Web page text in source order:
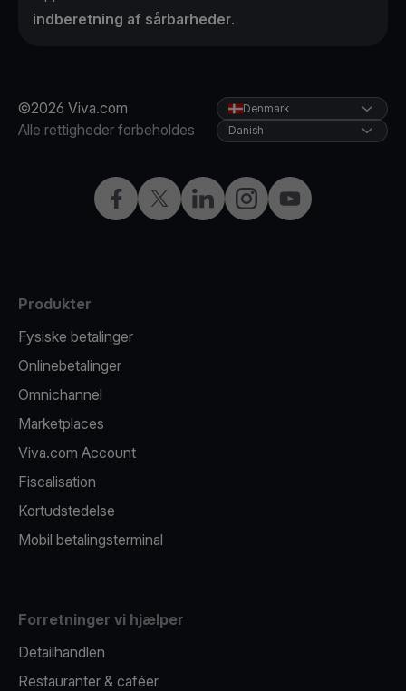
indberetning af sårbarheder.
©2026 Viva.com
Alle rettigheder forbeholdes
Facebook
X LinkedInInstagramYouTube
Denmark
Danish
Produkter
Fysiske betalinger
Onlinebetalinger
Omnichannel
Marketplaces
Viva.com Account
Fiscalisation
Kortudstedelse
Mobil betalingsterminal
Forretninger vi hjælper
Detailhandlen
Restauranter & caféer